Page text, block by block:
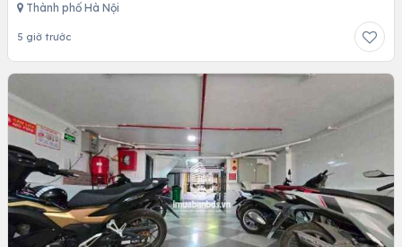
Thành phố Hà Nội
5 giờ trước